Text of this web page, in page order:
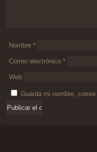
Nombre *
Correo electrónico *
Web
Guarda mi nombre,